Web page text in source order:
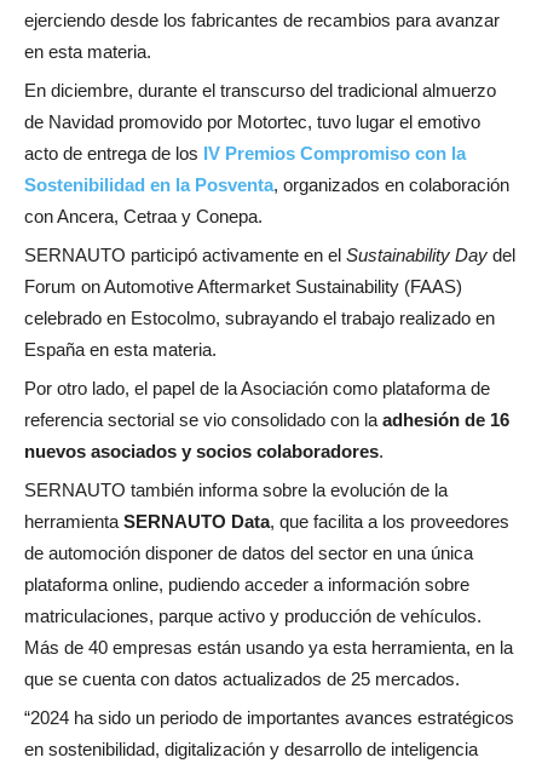
ejerciendo desde los fabricantes de recambios para avanzar
en esta materia.
En diciembre, durante el transcurso del tradicional almuerzo
de Navidad promovido por Motortec, tuvo lugar el emotivo
acto de entrega de los IV Premios Compromiso con la
Sostenibilidad en la Posventa, organizados en colaboración
con Ancera, Cetraa y Conepa.
SERNAUTO participó activamente en el Sustainability Day del
Forum on Automotive Aftermarket Sustainability (FAAS)
celebrado en Estocolmo, subrayando el trabajo realizado en
España en esta materia.
Por otro lado, el papel de la Asociación como plataforma de
referencia sectorial se vio consolidado con la adhesión de 16
nuevos asociados y socios colaboradores.
SERNAUTO también informa sobre la evolución de la
herramienta SERNAUTO Data, que facilita a los proveedores
de automoción disponer de datos del sector en una única
plataforma online, pudiendo acceder a información sobre
matriculaciones, parque activo y producción de vehículos.
Más de 40 empresas están usando ya esta herramienta, en la
que se cuenta con datos actualizados de 25 mercados.
“2024 ha sido un periodo de importantes avances estratégicos
en sostenibilidad, digitalización y desarrollo de inteligencia